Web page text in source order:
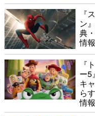
『
ン
典
情
『
ー5
キ
ら
情